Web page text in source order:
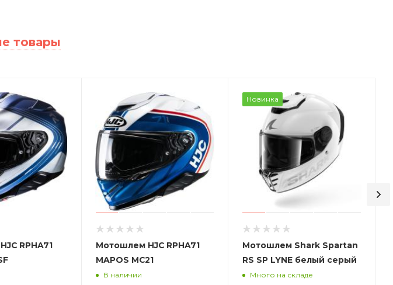
товары
RPHA71
Мотошлем HJC RPHA71
MAPOS MC21
В наличии
Новинка
Мотошлем Shark Spartan
RS SP LYNE белый серый
Много на складе